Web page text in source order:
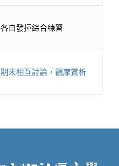
各自發揮綜合練習
期末相互討論，觀摩賞析